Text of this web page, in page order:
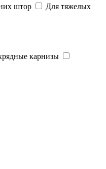
штор
Для тяжелых
карнизы